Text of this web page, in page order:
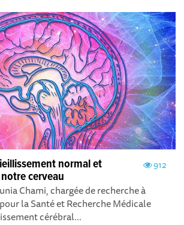
912
normal et
cerveau
Chami, chargée de recherche à
la Santé et Recherche Médicale
cérébral...